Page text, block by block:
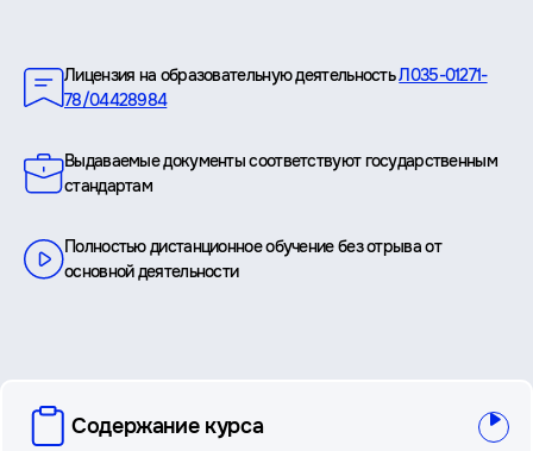
Лицензия на образовательную деятельностьЛ035-01271-
78/04428984
Выдаваемые документы соответствуют государственным
стандартам
Полностью дистанционное обучение без отрыва от
основной деятельности
вопросы
Содержание курса